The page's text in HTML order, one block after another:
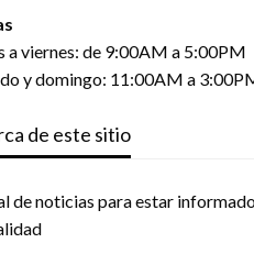
a viernes: de 9:00AM a 5:00PM
y domingo: 11:00AM a
de este sitio
de noticias para estar